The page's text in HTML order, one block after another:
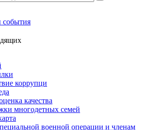
коррупци
качества
многодетных семей
военной операции и членам